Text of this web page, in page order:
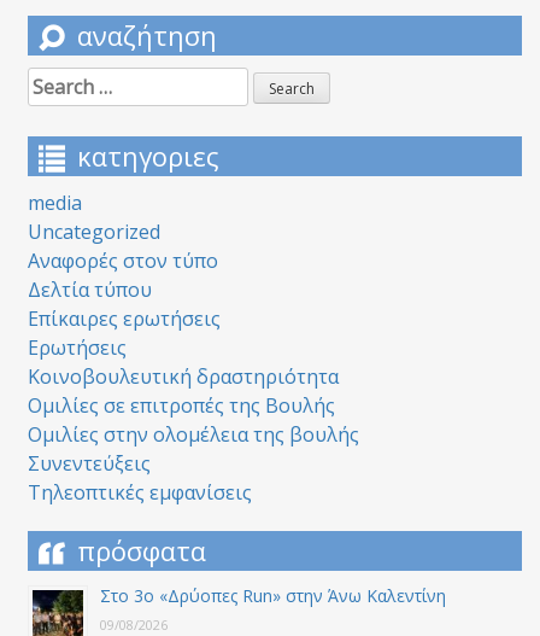
αναζήτηση
Search
for:
κατηγοριες
media
Uncategorized
Αναφορές στον τύπο
Δελτία τύπου
Επίκαιρες ερωτήσεις
Ερωτήσεις
Κοινοβουλευτική δραστηριότητα
Ομιλίες σε επιτροπές της Βουλής
Ομιλίες στην ολομέλεια της βουλής
Συνεντεύξεις
Τηλεοπτικές εμφανίσεις
πρόσφατα
Στο 3ο «Δρύοπες Run» στην Άνω Καλεντίνη
09/08/2026